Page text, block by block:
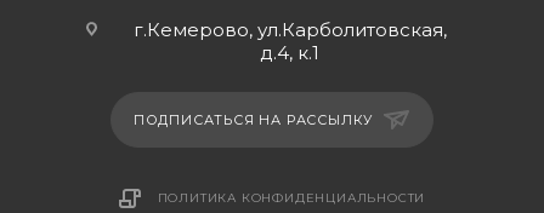
г.Кемерово, ул.Карболитовская,
д.4, к.1
ПОДПИСАТЬСЯ НА РАССЫЛКУ
ПОЛИТИКА КОНФИДЕНЦИАЛЬНОСТИ